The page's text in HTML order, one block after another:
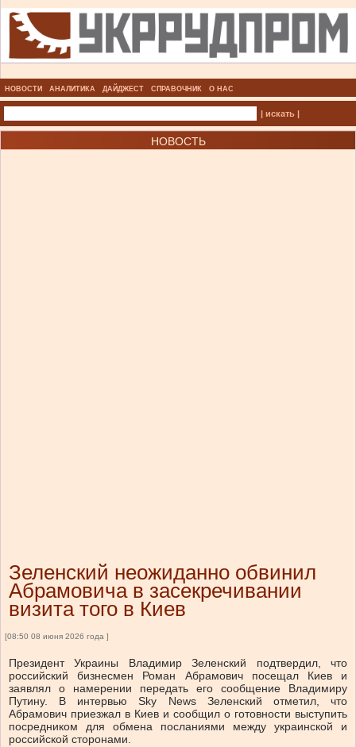
НОВОСТИ АНАЛИТИКА ДАЙДЖЕСТ СПРАВОЧНИК О НАС
| искать |
НОВОСТЬ
Зеленский неожиданно обвинил
Абрамовича в засекречивании
визита того в Киев
[08:50 08 июня 2026 года ]
Президент Украины Владимир Зеленский подтвердил, что
российский бизнесмен Роман Абрамович посещал Киев и
заявлял о намерении передать его сообщение Владимиру
Путину. В интервью Sky News Зеленский отметил, что
Абрамович приезжал в Киев и сообщил о готовности выступить
посредником для обмена посланиями между украинской и
российской сторонами.